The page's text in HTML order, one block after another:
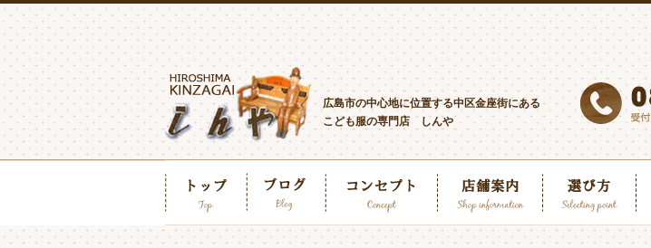
広島市の中心地に位置する中区金座街にある
こども服の専門店 しんや